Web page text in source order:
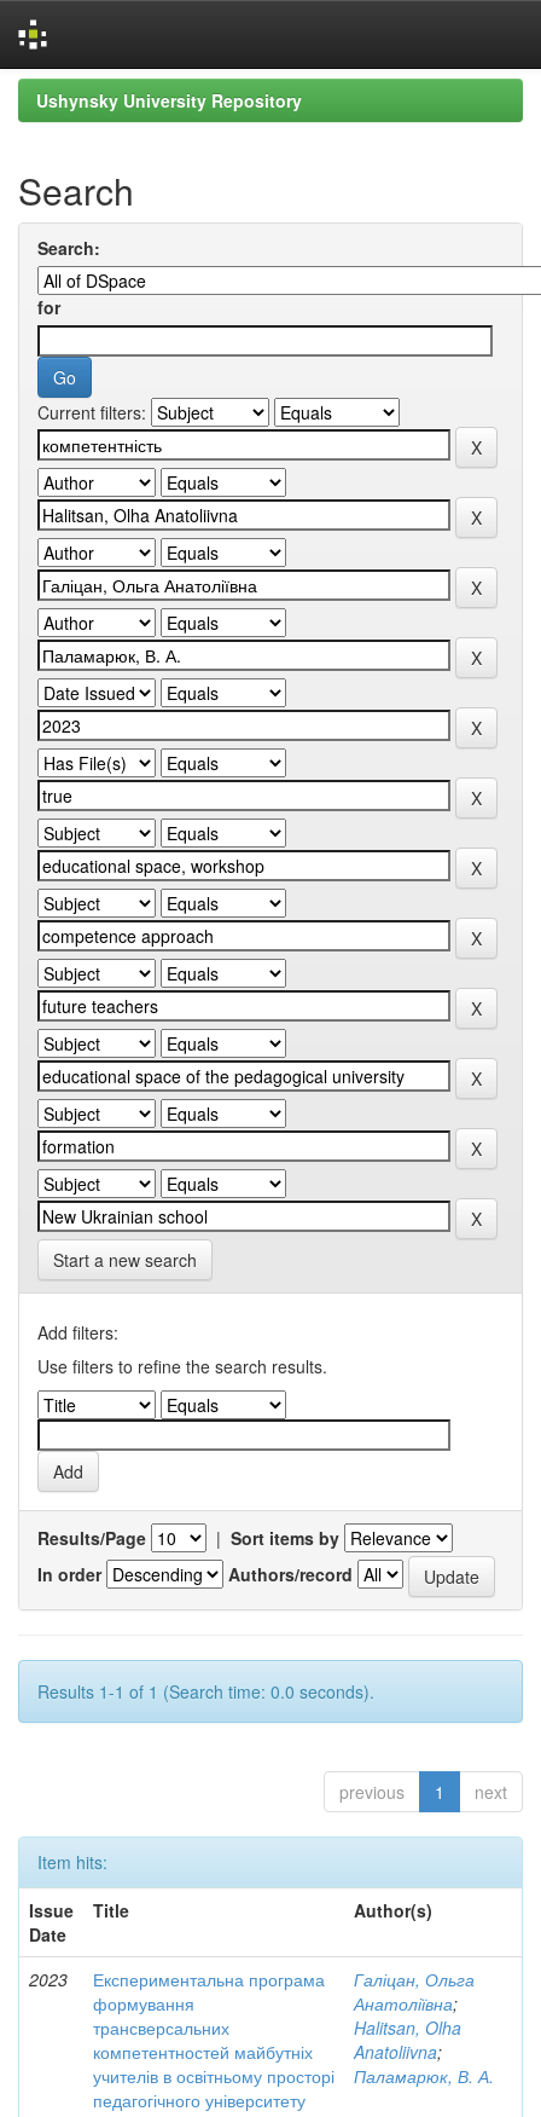
Skip
navigation
Ushynsky University Repository
Search
Search:
for
Current filters:
Start a new search
Add filters:
Use filters to refine the search results.
Results/Page | Sort items by
In order
Authors/record
Results 1-1 of 1 (Search time: 0.0 seconds).
previous 1 next
Item hits:
Issue
Date
Title Author(s)
2023
Експериментальна програма
формування
трансверсальних
компетентностей майбутніх
учителів в освітньому просторі
педагогічного університету
Галіцан, Ольга
Анатоліївна;
Halitsan, Olha
Anatoliivna;
Паламарюк, В. А.